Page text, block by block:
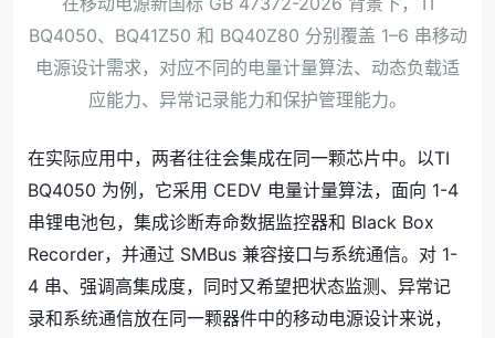
BQ4050、BQ41Z50 和 BQ40Z80 分别覆盖 1–6 串移动
电源设计需求，对应不同的电量计量算法、动态负载适
应能力、异常记录能力和保护管理能力。
在实际应用中，两者往往会集成在同一颗芯片中。以TI
BQ4050 为例，它采用 CEDV 电量计量算法，面向 1-4
串锂电池包，集成诊断寿命数据监控器和 Black Box
Recorder，并通过 SMBus 兼容接口与系统通信。对 1-
4 串、强调高集成度，同时又希望把状态监测、异常记
录和系统通信放在同一颗器件中的移动电源设计来说，